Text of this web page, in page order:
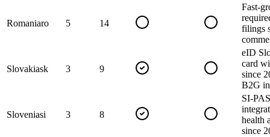
Romaniaro 5 14
Fast-
filings
Slovakiask 3 9
eID
card
since
B2G
Sloveniasi 3 8
SI-
health
since